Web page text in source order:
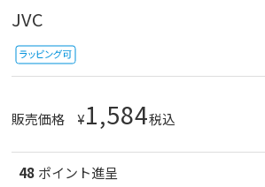
JVC
販売価格 ¥1,584税込
48 ポイント進呈